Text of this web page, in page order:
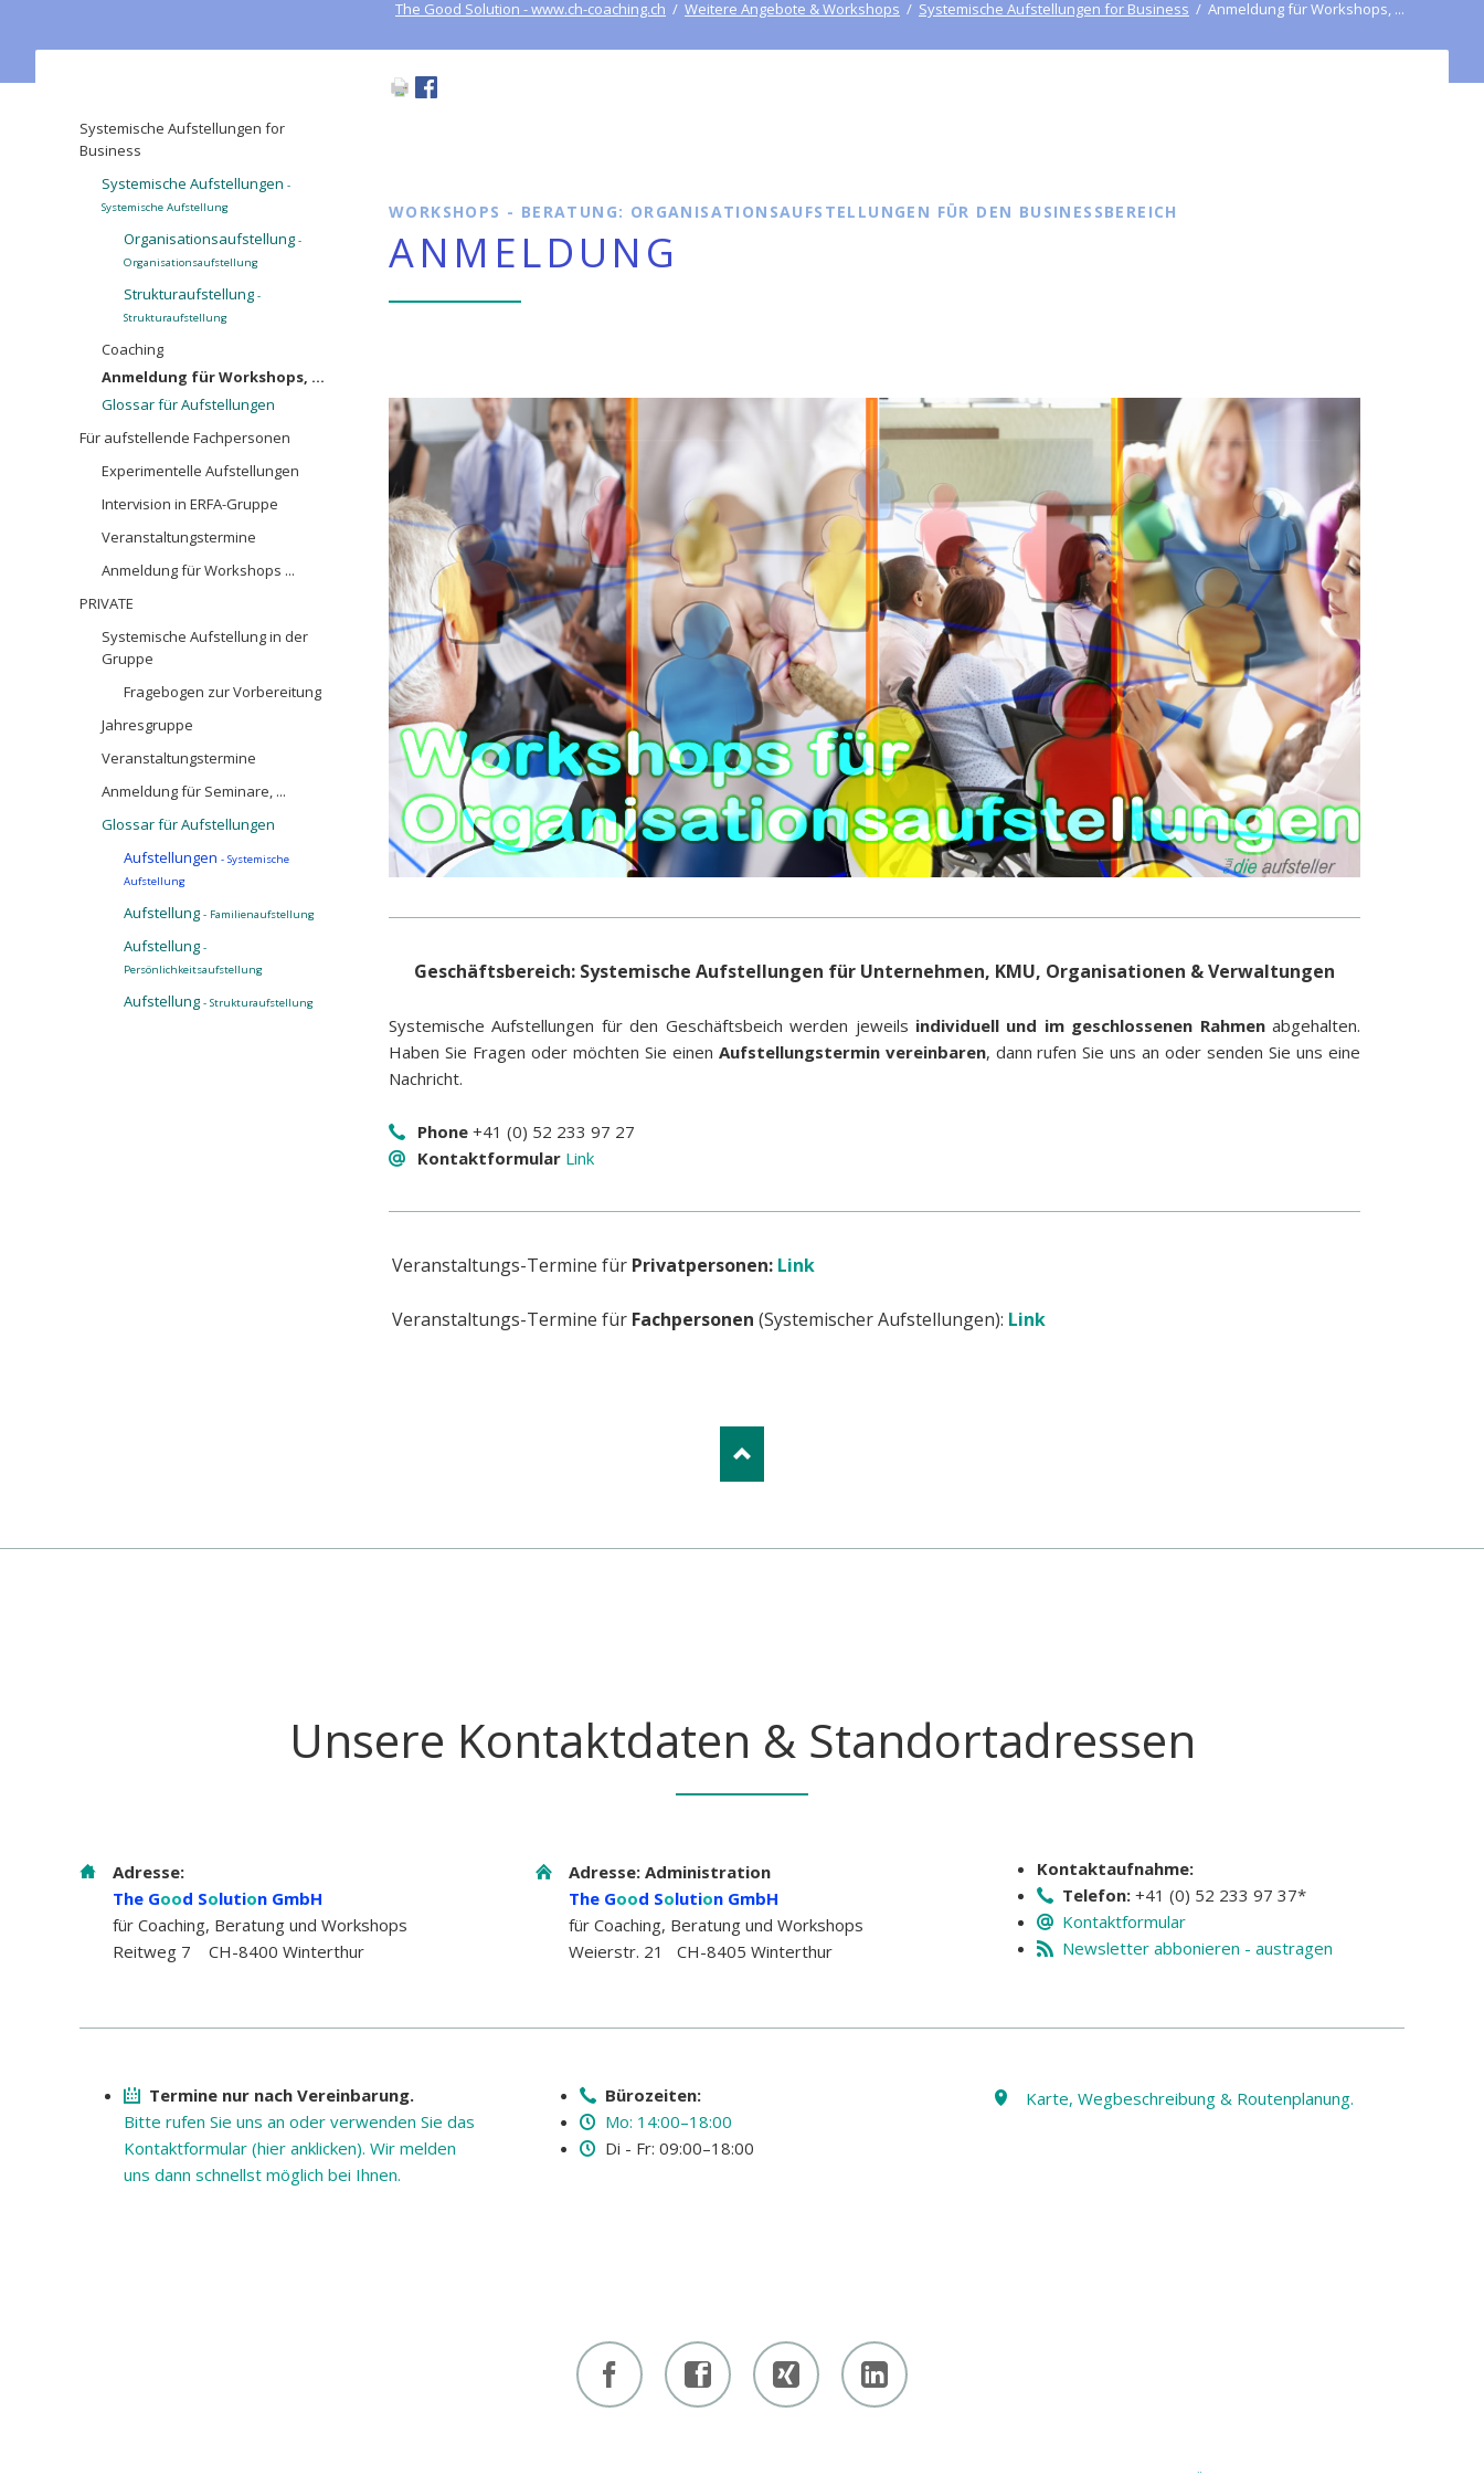
Aufstellen in der Gruppe
Sitemap
The Good Solution - www.ch-coaching.ch Weitere Angebote & Workshops Systemische Aufstellungen for Business Anmeldung für Workshops, ...
WORKSHOPS - BERATUNG: ORGANISATIONSAUFSTELLUNGEN FÜR DEN BUSINESSBEREICH
ANMELDUNG
Geschäftsbereich: Systemische Aufstellungen für Unternehmen, KMU, Organisationen & Verwaltungen
Systemische Aufstellungen für den Geschäftsbeich werden jeweils individuell und im geschlossenen Rahmenabgehalten.
Haben Sie Fragen oder möchten Sie einen Aufstellungstermin vereinbaren, dann rufen Sie uns an oder senden Sie uns eine
Nachricht.
Phone +41 (0) 52 233 97 27
Kontaktformular Link
Veranstaltungs-Termine für Privatpersonen: Link
Veranstaltungs-Termine für Fachpersonen(Systemischer Aufstellungen): Link
Navigation
überspringen
Systemische Aufstellungen for
Business
Systemische Aufstellungen -
Systemische Aufstellung
Organisationsaufstellung -
Organisationsaufstellung
Strukturaufstellung -
Strukturaufstellung
Coaching
Anmeldung für Workshops, ...
Glossar für Aufstellungen
Für aufstellende Fachpersonen
Experimentelle Aufstellungen
Intervision in ERFA-Gruppe
Veranstaltungstermine
Anmeldung für Workshops ...
PRIVATE
Systemische Aufstellung in der
Gruppe
Fragebogen zur Vorbereitung
Jahresgruppe
Veranstaltungstermine
Anmeldung für Seminare, ...
Glossar für Aufstellungen
Aufstellungen - Systemische
Aufstellung
Aufstellung - Familienaufstellung
Aufstellung -
Persönlichkeitsaufstellung
Aufstellung - Strukturaufstellung
Unsere Kontaktdaten & Standortadressen
Adresse:
The Good Solution GmbH
für Coaching, Beratung und Workshops
Reitweg 7 CH-8400 Winterthur
Adresse: Administration
The Good Solution GmbH
für Coaching, Beratung und Workshops
Weierstr. 21 CH-8405 Winterthur
Kontaktaufnahme:
Telefon:+41 (0) 52 233 97 37*
Kontaktformular
Newsletter abbonieren - austragen
Termine nur nach Vereinbarung.
Bitte rufen Sie uns an oder verwenden Sie das
Kontaktformu­lar (hier anklicken). Wir melden
uns dann schnellst möglich bei Ihnen.
Bürozeiten:
Mo: 14:00–18:00
Di - Fr: 09:00–18:00
Karte, Wegbeschreibung & Routenplanung.